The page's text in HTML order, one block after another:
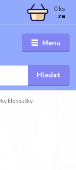
Menu
Hledat
0 ks
za